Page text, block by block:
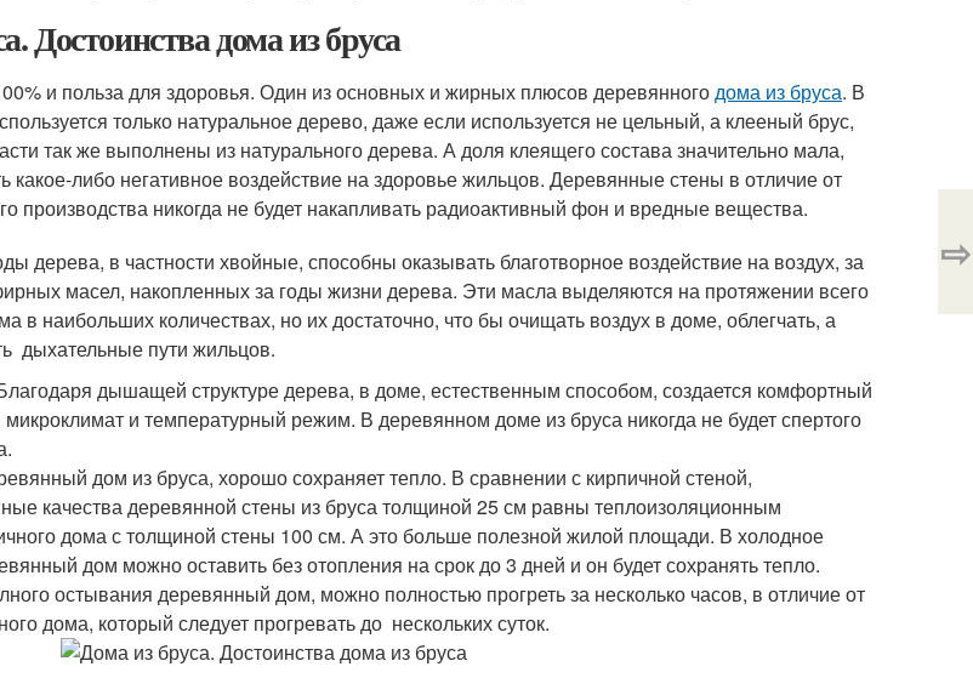
Достоинства дома из бруса
и польза для здоровья. Один из основных и жирных плюсов деревянногодома из бруса. В
только натуральное дерево, даже если используется не цельный, а клееный брус,
так же выполнены из натурального дерева. А доля клеящего состава значительно мала,
какое-либо негативное воздействие на здоровье жильцов. Деревянные стены в отличие от
производства никогда не будет накапливать радиоактивный фон и вредные вещества.
дерева, в частности хвойные, способны оказывать благотворное воздействие на воздух, за
масел, накопленных за годы жизни дерева. Эти масла выделяются на протяжении всего
в наибольших количествах, но их достаточно, что бы очищать воздух в доме, облегчать, а
дыхательные пути жильцов.
дышащей структуре дерева, в доме, естественным способом, создается комфортный
и температурный режим. В деревянном доме из бруса никогда не будет спертого
дом из бруса, хорошо сохраняет тепло. В сравнении с кирпичной стеной,
качества деревянной стены из бруса толщиной 25 см равны теплоизоляционным
дома с толщиной стены 100 см. А это больше полезной жилой площади. В холодное
дом можно оставить без отопления на срок до 3 дней и он будет сохранять тепло.
остывания деревянный дом, можно полностью прогреть за несколько часов, в отличие от
дома, который следует прогревать до нескольких суток.
⇨